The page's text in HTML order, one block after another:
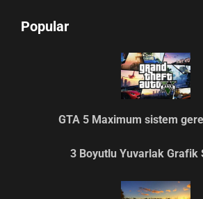
Popular
GTA 5 Maximum sistem
3 Boyutlu Yuvarlak Grafik